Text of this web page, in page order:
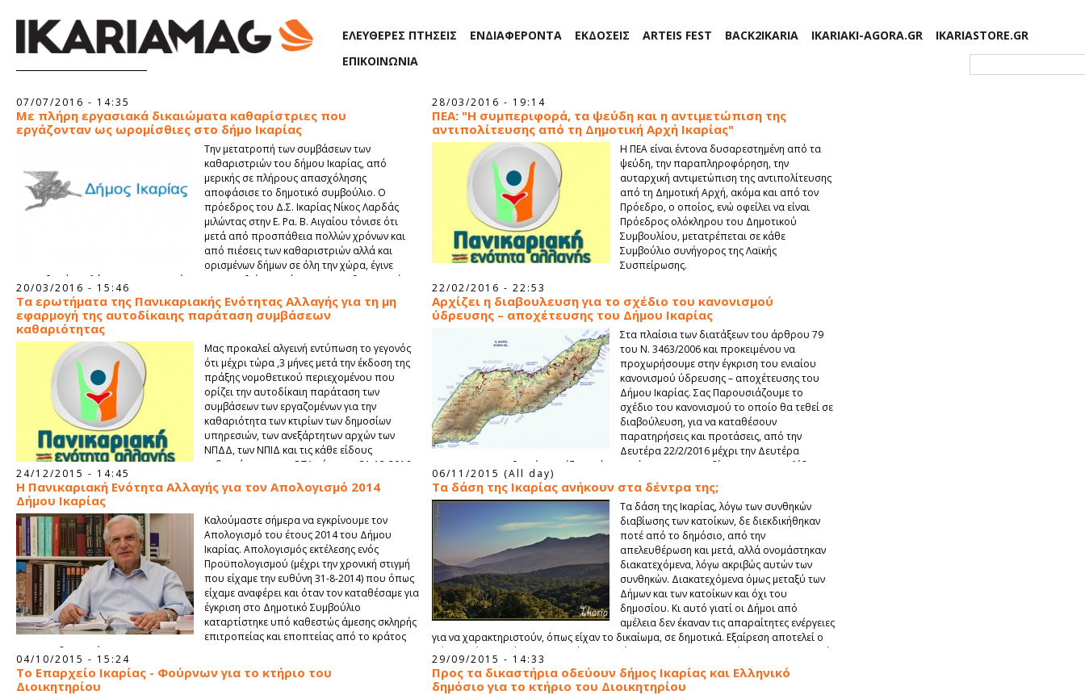
ΕΛΕΥΘΕΡΕΣ ΠΤΗΣΕΙΣ ΕΝΔΙΑΦΕΡΟΝΤΑ ΕΚΔΟΣΕΙΣ ARTEIS FEST BACK2IKARIA IKARIAKI-AGORA.GR
IKARIASTORE.GR
ΕΠΙΚΟΙΝΩΝΙΑ
07/07/2016 - 14:35
Με πλήρη εργασιακά δικαιώματα καθαρίστριες που
εργάζονταν ως ωρομίσθιες στο δήμο Ικαρίας
Την μετατροπή των συμβάσεων των
καθαριστριών του δήμου Ικαρίας, από
μερικής σε πλήρους απασχόλησης
αποφάσισε το δημοτικό συμβούλιο. Ο
πρόεδρος του Δ.Σ. Ικαρίας Νίκος Λαρδάς
μιλώντας στην Ε. Ρα. Β. Αιγαίου τόνισε ότι
μετά από προσπάθεια πολλών χρόνων και
από πιέσεις των καθαριστριών αλλά και
ορισμένων δήμων σε όλη την χώρα, έγινε
κατορθωτό τουλάχιστον στην Ικαρία να παραταθεί το ωράριο των 4 καθαριστριών
που είναι με εργασιακή σχέση ιδιωτικού δικαίου αορίστου χρόνου αλλά είχαν μερική
απασχόληση και αξιοποιήθηκε η δυνατότητα μετατροπή τους σε πλήρους
απασχόλησης αφού ο νέος νόμος της σημερινής κυβέρνησης διασφάλισε το θεσμικό
ζήτημα ενώ η οικονομική και ασφαλιστική δυνατότητα καλύπτετε από τον δήμο του
28/03/2016 - 19:14
ΠΕΑ: "Η συμπεριφορά, τα ψεύδη και η αντιμετώπιση της
αντιπολίτευσης από τη Δημοτική Αρχή Ικαρίας"
Η ΠΕΑ είναι έντονα δυσαρεστημένη από τα
ψεύδη, την παραπληροφόρηση, την
αυταρχική αντιμετώπιση της αντιπολίτευσης
από τη Δημοτική Αρχή, ακόμα και από τον
Πρόεδρο, ο οποίος, ενώ οφείλει να είναι
Πρόεδρος ολόκληρου του Δημοτικού
Συμβουλίου, μετατρέπεται σε κάθε
Συμβούλιο συνήγορος της Λαϊκής
Συσπείρωσης.
20/03/2016 - 15:46
Τα ερωτήματα της Πανικαριακής Ενότητας Αλλαγής για τη μη
εφαρμογή της αυτοδίκαιης παράταση συμβάσεων
καθαριότητας
Μας προκαλεί αλγεινή εντύπωση το γεγονός
ότι μέχρι τώρα ,3 μήνες μετά την έκδοση της
πράξης νομοθετικού περιεχομένου που
ορίζει την αυτοδίκαιη παράταση των
συμβάσεων των εργαζομένων για την
καθαριότητα των κτιρίων των δημοσίων
υπηρεσιών, των ανεξάρτητων αρχών των
ΝΠΔΔ, των ΝΠΙΔ και τις κάθε είδους
καθαριότητας των ΟΤΑ μέχρι τις 31-12-2016,
ο Δήμαρχος δεν εφαρμόζει το αυτονόητο.
22/02/2016 - 22:53
Αρχίζει η διαβουλευση για το σχέδιο του κανονισμού
ύδρευσης – αποχέτευσης του Δήμου Ικαρίας
Στα πλαίσια των διατάξεων του άρθρου 79
του Ν. 3463/2006 και προκειμένου να
προχωρήσουμε στην έγκριση του ενιαίου
κανονισμού ύδρευσης – αποχέτευσης του
Δήμου Ικαρίας. Σας Παρουσιάζουμε το
σχέδιο του κανονισμού το οποίο θα τεθεί σε
διαβούλευση, για να καταθέσουν
παρατηρήσεις και προτάσεις, από την
Δευτέρα 22/2/2016 μέχρι την Δευτέρα
21/3/2016 (η προθεσμία αρχίζει από την ανάρτηση του σχεδίου στην ιστοσελίδα του
δήμου). Προκειμένου να κατατεθούν παρατηρήσεις και προτάσεις από τους
ενδιαφερομένους.
24/12/2015 - 14:45
Η Πανικαριακή Ενότητα Αλλαγής για τον Απολογισμό 2014
Δήμου Ικαρίας
Καλούμαστε σήμερα να εγκρίνουμε τον
Απολογισμό του έτους 2014 του Δήμου
Ικαρίας. Απολογισμός εκτέλεσης ενός
Προϋπολογισμού (μέχρι την χρονική στιγμή
που είχαμε την ευθύνη 31-8-2014) που όπως
είχαμε αναφέρει και όταν τον καταθέσαμε για
έγκριση στο Δημοτικό Συμβούλιο
καταρτίστηκε υπό καθεστώς άμεσης σκληρής
επιτροπείας και εποπτείας από το κράτος
και τους δανειστές.
06/11/2015 (All day)
Τα δάση της Ικαρίας ανήκουν στα δέντρα της;
Τα δάση της Ικαρίας, λόγω των συνθηκών
διαβίωσης των κατοίκων, δε διεκδικήθηκαν
ποτέ από το δημόσιο, από την
απελευθέρωση και μετά, αλλά ονομάστηκαν
διακατεχόμενα, λόγω ακριβώς αυτών των
συνθηκών. Διακατεχόμενα όμως μεταξύ των
Δήμων και των κατοίκων και όχι του
δημοσίου. Κι αυτό γιατί οι Δήμοι από
αμέλεια δεν έκαναν τις απαραίτητες ενέργειες
για να χαρακτηριστούν, όπως είχαν το δικαίωμα, σε δημοτικά. Εξαίρεση αποτελεί ο
Δήμος Αγίου Κηρύκου που από το 1956 έσπευσε να τα κατοχυρώσει. Έχοντας λοιπόν
αυτό το προηγούμενο, μπορεί συνολικά σήμερα ο Δήμος Ικαρίας να αποκτήσει την
κυριότητα τους.
04/10/2015 - 15:24
Το Επαρχείο Ικαρίας - Φούρνων για το κτήριο του
Διοικητηρίου
29/09/2015 - 14:33
Προς τα δικαστήρια οδεύουν δήμος Ικαρίας και Ελληνικό
δημόσιο για το κτήριο του Διοικητηρίου